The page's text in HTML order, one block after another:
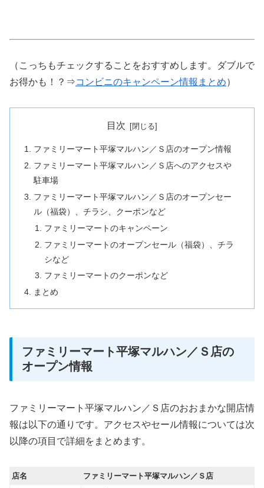
（こっちもチェックすることをおすすめします。ダブルで
お得かも！？⇒コンビニのキャンペーン情報まとめ）
目次
ファミリーマート平塚マルハン／Ｓ店のオープン情報
ファミリーマート平塚マルハン／Ｓ店へのアクセスや
駐車場
ファミリーマート平塚マルハン／Ｓ店のオープンセー
ル（福袋）、チラシ、クーポンなど
ファミリーマートのキャンペーン
ファミリーマートのオープンセール（福袋）、チラ
シなど
ファミリーマートのクーポンなど
まとめ
ファミリーマート平塚マルハン／Ｓ店の
オープン情報
ファミリーマート平塚マルハン／Ｓ店のおおまかな開店情
報は以下の通りです。アクセスやセール情報については次
以降の項目で詳細をまとめます。
店名
ファミリーマート平塚マルハン／Ｓ店